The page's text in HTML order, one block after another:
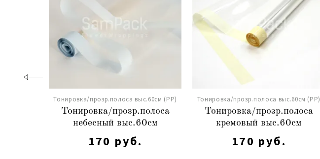
Тонировка/прозр.полоса выс.60см (PP)
Тонировка/прозр.полоса
небесный выс.60см
170 руб.
Тонировка/прозр.полоса выс.60см (PP)
Тонировка/прозр.полоса
кремовый выс.60см
170 руб.